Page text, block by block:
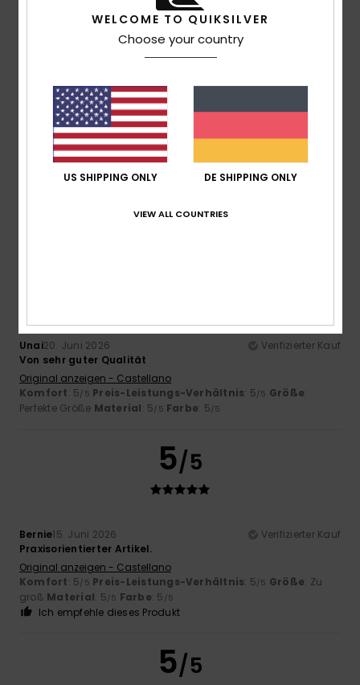
Ich empfehle dieses Produkt
4
23. Juni 2026
Verifizierter Kauf
sehr nützlich
Original anzeigen - Italiano
Ich empfehle dieses Produkt
Unai20. Juni 2026
Verifizierter Kauf
Von sehr guter Qualität
Original anzeigen - Castellano
Komfort: 5/5 Preis-Leistungs-Verhältnis: 5/5 Größe:
Perfekte Größe Material: 5/5 Farbe: 5/5
5/5
Bernie15. Juni 2026
Verifizierter Kauf
Praxisorientierter Artikel.
Original anzeigen - Castellano
Komfort: 5/5 Preis-Leistungs-Verhältnis: 5/5 Größe: Zu
groß Material: 5/5 Farbe: 5 /5
Ich empfehle dieses Produkt
5/5
WELCOME TO QUIKSILVER
Choose your country
US SHIPPING ONLY DE SHIPPING ONLY
VIEW ALL COUNTRIES